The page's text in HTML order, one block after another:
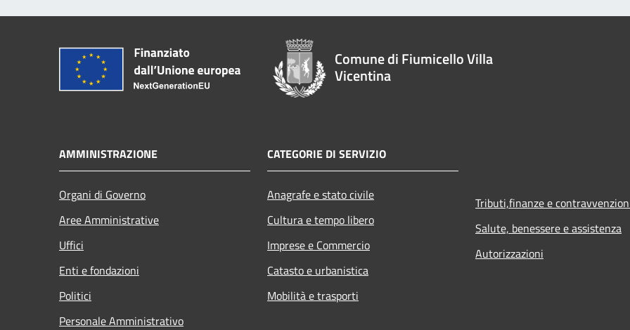
Comune di Fiumicello Villa
Vicentina
AMMINISTRAZIONE
Organi di Governo
Aree Amministrative
Uffici
Enti e fondazioni
Politici
Personale Amministrativo
CATEGORIE DI SERVIZIO
Anagrafe e stato civile
Cultura e tempo libero
Imprese e Commercio
Catasto e urbanistica
Mobilità e trasporti
Tributi,finanze e
Salute, benessere e assistenza
Autorizzazioni